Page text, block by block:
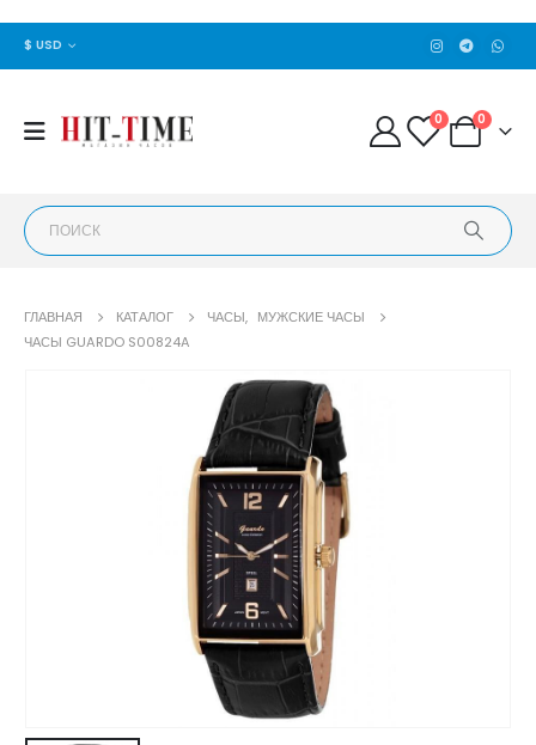
$ USD
0 0
ГЛАВНАЯ КАТАЛОГ ЧАСЫ, МУЖСКИЕ ЧАСЫ
ЧАСЫ GUARDO S00824A